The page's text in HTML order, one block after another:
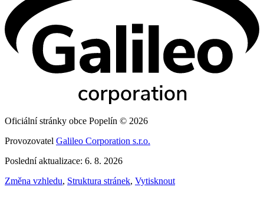
Oficiální stránky obce Popelín © 2026
Provozovatel Galileo Corporation s.r.o.
Poslední aktualizace: 6. 8. 2026
Změna vzhledu, Struktura stránek, Vytisknout